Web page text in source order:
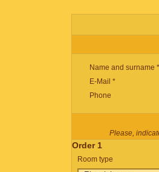
Name and surname *
E-Mail *
Phone
Please,
Order 1
Room type